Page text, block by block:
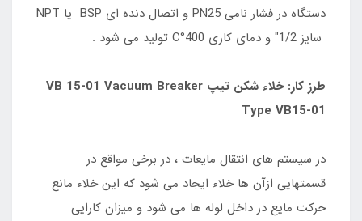
دستگاه در فشار نامی PN25 و اتصال دنده ای BSP یا NPT
سایز 1/2" و دمای کاری 400°C تولید می شود .
طرز کار: خلاء شکن تیپ VB 15-01 Vacuum Breaker
Type VB15-01
در سیستم های انتقال مایعات ، در برخی مواقع در
قسمتهایی ازآن ها خلاء ایجاد می شود که این خلاء مانع
حرکت مایع در داخل لوله ها می شود و میزان کارایی